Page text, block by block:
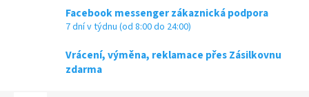
Facebook messenger zákaznická podpora
7 dní v týdnu (od 8:00 do 24:00)
Vrácení, výměna, reklamace přes Zásilkovnu
zdarma